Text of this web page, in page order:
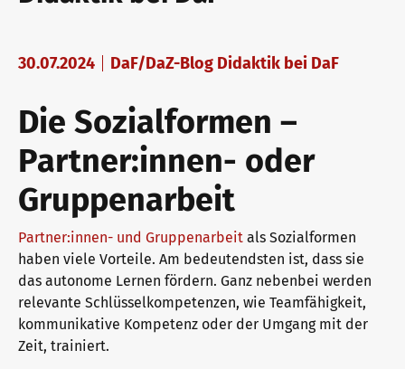
Become a telc Examination Centre
Find a telc examination centre
Placement tests
Information for telc examination centres
telc Zertifikate DIGITAL
Learning German with telc
German for university
FAQs teaching materials
Free downloads
Info package
In-house events
ZQ BSK
Training and Examination Responsibilities
Professional development phases
telc training formats
30.07.2024 DaF/DaZ-Blog Didaktik bei DaF
Die Sozialformen –
Partner:innen- oder
Gruppenarbeit
Partner:innen- und Gruppenarbeit als Sozialformen
haben viele Vorteile. Am bedeutendsten ist, dass sie
das autonome Lernen fördern. Ganz nebenbei werden
relevante Schlüsselkompetenzen, wie Teamfähigkeit,
kommunikative Kompetenz oder der Umgang mit der
Zeit, trainiert.